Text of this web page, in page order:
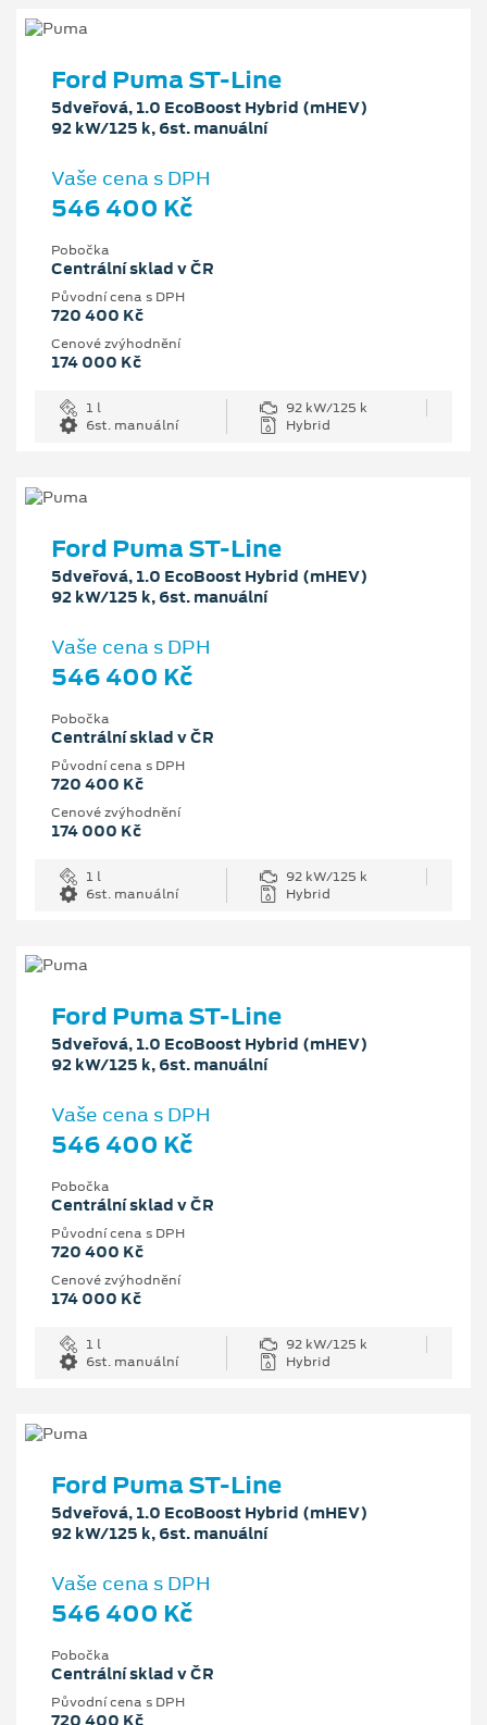
Ford Puma ST-Line
5dveřová, 1.0 EcoBoost Hybrid (mHEV)
92 kW/125 k, 6st. manuální
Vaše cena s DPH
546 400 Kč
Pobočka
Centrální sklad v ČR
Původní cena s DPH
720 400 Kč
Cenové zvýhodnění
174 000 Kč
1 l
92 kW/125 k
6st. manuální
Hybrid
Ford Puma ST-Line
5dveřová, 1.0 EcoBoost Hybrid (mHEV)
92 kW/125 k, 6st. manuální
Vaše cena s DPH
546 400 Kč
Pobočka
Centrální sklad v ČR
Původní cena s DPH
720 400 Kč
Cenové zvýhodnění
174 000 Kč
1 l
92 kW/125 k
6st. manuální
Hybrid
Ford Puma ST-Line
5dveřová, 1.0 EcoBoost Hybrid (mHEV)
92 kW/125 k, 6st. manuální
Vaše cena s DPH
546 400 Kč
Pobočka
Centrální sklad v ČR
Původní cena s DPH
720 400 Kč
Cenové zvýhodnění
174 000 Kč
1 l
92 kW/125 k
6st. manuální
Hybrid
Ford Puma ST-Line
5dveřová, 1.0 EcoBoost Hybrid (mHEV)
92 kW/125 k, 6st. manuální
Vaše cena s DPH
546 400 Kč
Pobočka
Centrální sklad v ČR
Původní cena s DPH